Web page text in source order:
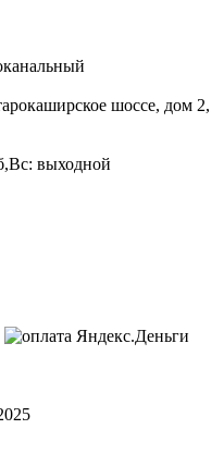
шоссе, дом 2,
выходной